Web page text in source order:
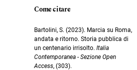
Come citare
Bartolini, S. (2023). Marcia su Roma,
andata e ritorno. Storia pubblica di
un centenario irrisolto.Italia
Contemporanea - Sezione Open
Access, (303).